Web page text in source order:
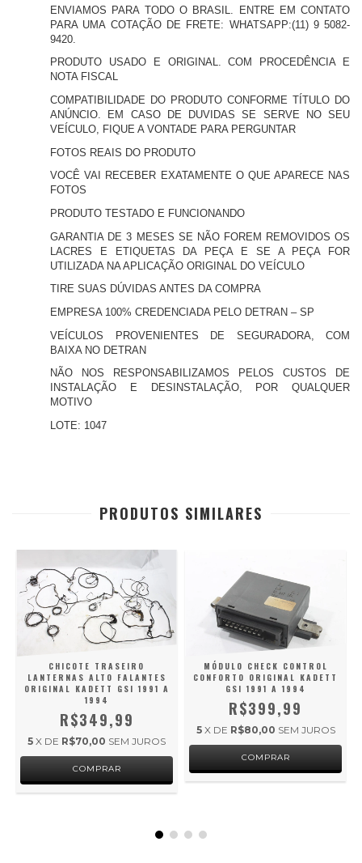
ENVIAMOS PARA TODO O BRASIL. ENTRE EM CONTATO
PARA UMA COTAÇÃO DE FRETE: WHATSAPP:(11) 9 5082-
9420.
PRODUTO USADO E ORIGINAL. COM PROCEDÊNCIA E
NOTA FISCAL
COMPATIBILIDADE DO PRODUTO CONFORME TÍTULO DO
ANÚNCIO. EM CASO DE DUVIDAS SE SERVE NO SEU
VEÍCULO, FIQUE A VONTADE PARA PERGUNTAR
FOTOS REAIS DO PRODUTO
VOCÊ VAI RECEBER EXATAMENTE O QUE APARECE NAS
FOTOS
PRODUTO TESTADO E FUNCIONANDO
GARANTIA DE 3 MESES SE NÃO FOREM REMOVIDOS OS
LACRES E ETIQUETAS DA PEÇA E SE A PEÇA FOR
UTILIZADA NA APLICAÇÃO ORIGINAL DO VEÍCULO
TIRE SUAS DÚVIDAS ANTES DA COMPRA
EMPRESA 100% CREDENCIADA PELO DETRAN – SP
VEÍCULOS PROVENIENTES DE SEGURADORA, COM
BAIXA NO DETRAN
NÃO NOS RESPONSABILIZAMOS PELOS CUSTOS DE
INSTALAÇÃO E DESINSTALAÇÃO, POR QUALQUER
MOTIVO
LOTE: 1047
PRODUTOS SIMILARES
CHICOTE TRASEIRO
LANTERNAS ALTO FALANTES
ORIGINAL KADETT GSI 1991 A
1994
R$349,99
5 X DE R$70,00 SEM JUROS
MÓDULO CHECK CONTROL
CONFORTO ORIGINAL KADETT
GSI 1991 A 1994
R$399,99
5 X DE R$80,00 SEM JUROS